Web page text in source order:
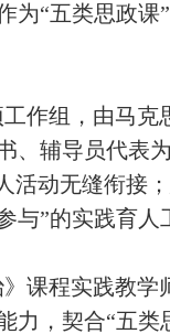
为“五类思政
作组，由马
、辅导员代表
活动无缝衔接
与”的实践育人
课程实践教
力，契合“五